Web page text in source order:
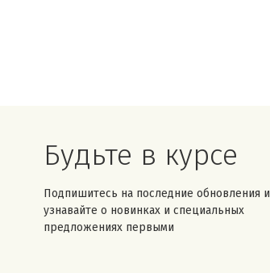
Будьте в курсе
Подпишитесь на последние обновления и
узнавайте о новинках и специальных
предложениях первыми